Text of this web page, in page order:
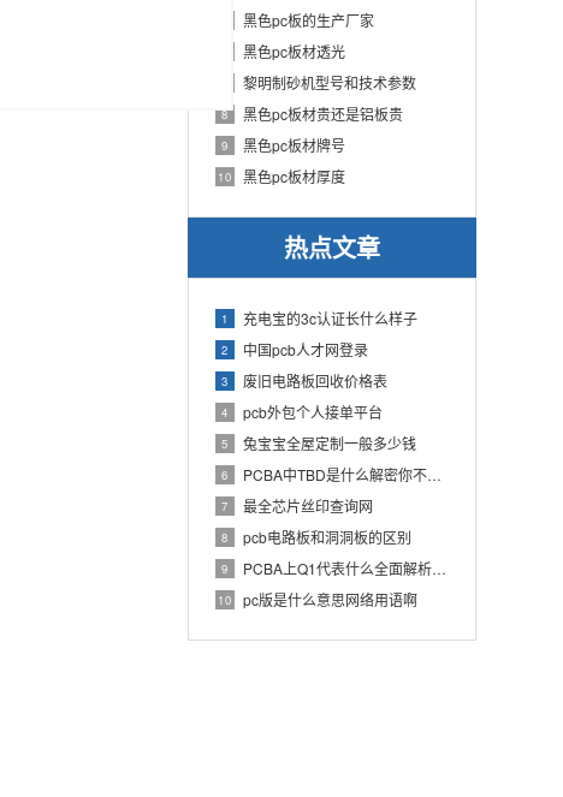
黑色pc板的生产厂家
黑色pc板材透光
黎明制砂机型号和技术参数
8 黑色pc板材贵还是铝板贵
9 黑色pc板材牌号
10 黑色pc板材厚度
热点文章
1 充电宝的3c认证长什么样子
2 中国pcb人才网登录
3 废旧电路板回收价格表
4 pcb外包个人接单平台
5 兔宝宝全屋定制一般多少钱
6 PCBA中TBD是什么解密你不知道的电子行业术语
7 最全芯片丝印查询网
8 pcb电路板和洞洞板的区别
9 PCBA上Q1代表什么全面解析PCB电路板中Q1的作用
10 pc版是什么意思网络用语啊